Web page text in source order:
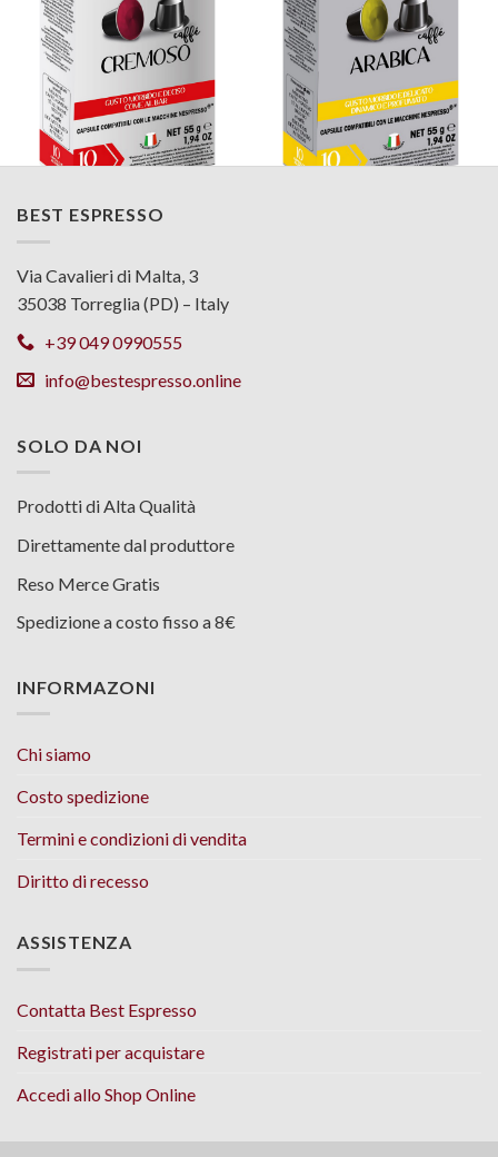
NESPRESSO COMPATIBILI
da:€0,21
BEST ESPRESSO
Via Cavalieri di Malta, 3
35038 Torreglia (PD) – Italy
+39 049 0990555
info@bestespresso.online
SOLO DA NOI
Prodotti di Alta Qualità
Direttamente dal produttore
Reso Merce Gratis
Spedizione a costo fisso a 8€
INFORMAZONI
Chi siamo
Costo spedizione
Termini e condizioni di vendita
Diritto di recesso
ASSISTENZA
Contatta Best Espresso
Registrati per acquistare
Accedi allo Shop Online